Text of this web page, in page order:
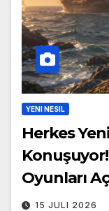
YENI NESIL
Herkes
Oyunları
15 JULI 2026